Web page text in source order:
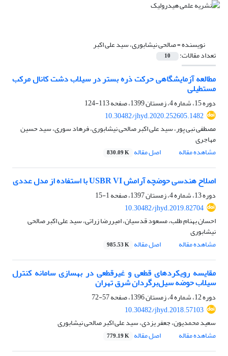
نویسنده =صالحی نیشابوری، سید علی اکبر
تعداد مقالات: 10
مطالعه آزمایشگاهی حرکت ذره بستر در سیلاب دشت کانال مرکب
مستطیلی
دوره 15، شماره 4، زمستان 1399، صفحه
113-124
10.30482/jhyd.2020.252605.1482
مصطفی نبی پور، سید علی اکبر صالحی نیشابوری، فرهاد سوری، سید حسین
مهاجری
مشاهده مقاله
اصل مقاله 830.09 K
اصلاح هندسی حوضچه آرامش USBR VI با استفاده از مدل عددی
دوره 13، شماره 4، زمستان 1397، صفحه
1-15
10.30482/jhyd.2019.82704
احسان بهنام طلب، مسعود قدسیان، امیررضا زراتی، سید علی اکبر صالحی
نیشابوری
مشاهده مقاله
اصل مقاله 985.53 K
مقایسه رویکردهای قطعی و غیرقطعی در بهسازی سامانه کنترل
سیلاب حوضه سیل‌برگردان شرق تهران
دوره 12، شماره 4، زمستان 1396، صفحه
57-72
10.30482/jhyd.2018.57103
سعید محمدیون، جعفر یزدی، سید علی اکبر صالحی نیشابوری
مشاهده مقاله
اصل مقاله 779.19 K